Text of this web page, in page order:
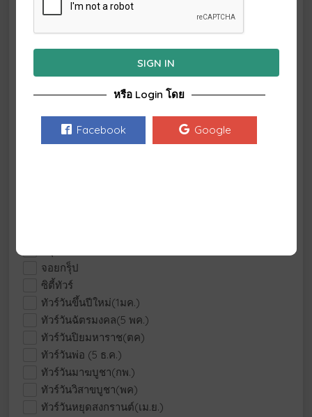
จอยกรุ็ป
ซิตี้ทัวร์
ทัวร์วันขึ้นปีใหม่(1มค.)
ทัวร์วันฉัตรมงคล(5 พค.)
ทัวร์วันปิยมหาราช(ตค)
ทัวร์วันพ่อ (5 ธ.ค.)
ทัวร์วันมาฆบูชา(กพ.)
ทัวร์วันวิสาขบูชา(พค)
ทัวร์วันหยุดสงกรานต์(เม.ย.)
เรทติ้งผู้ใช้
0 10
ช่วงราคา
5,001 - 20,000 ฿
20,001 - 35,000฿
35,001 - 50,000฿
SIGN IN
หรือ Login โดย
Facebook Google